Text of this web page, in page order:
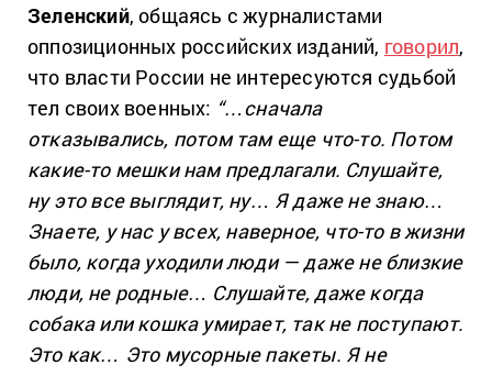
Зеленский, общаясь с журналистами
оппозиционных российских изданий, говорил,
что власти России не интересуются судьбой
тел своих военных: “…сначала
отказывались, потом там еще что-то. Потом
какие-то мешки нам предлагали. Слушайте,
ну это все выглядит, ну… Я даже не знаю…
Знаете, у нас у всех, наверное, что-то в жизни
было, когда уходили люди — даже не близкие
люди, не родные… Слушайте, даже когда
собака или кошка умирает, так не поступают.
Это как… Это мусорные пакеты. Я не